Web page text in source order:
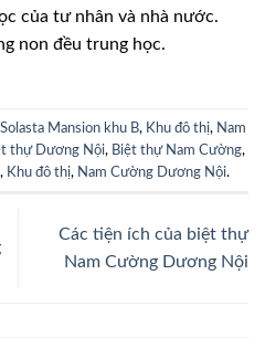
của tư nhân và nhà nước.
non đều trung học.
Mansion khu B, Khu đô thị, Nam
thự Dương Nội, Biệt thự Nam Cường,
, Khu đô thị, Nam Cường Dương Nội.
Các tiện ích của biệt thự
Nam Cường Dương Nội